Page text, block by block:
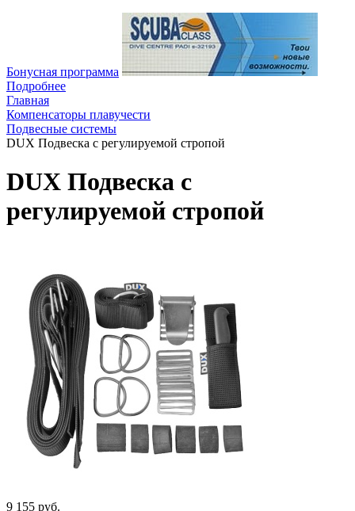
Бонусная программа
Подробнее
Главная
Компенсаторы плавучести
Подвесные системы
DUX Подвеска с регулируемой стропой
DUX Подвеска с
регулируемой стропой
9 155 руб.